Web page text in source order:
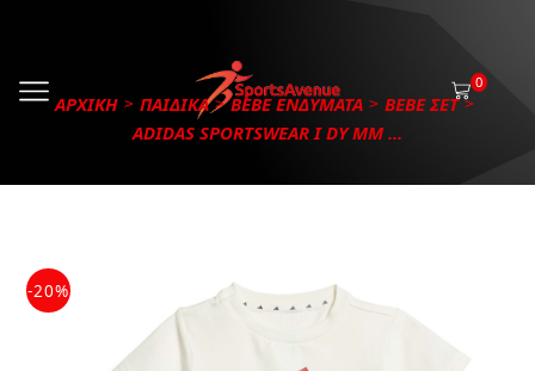
0
ΑΡΧΙΚΗ ΠΑΙΔΙΚΑ BEBE ΕΝΔΥΜΑΤΑ
BEBE ΣΕΤ
ADIDAS SPORTSWEAR I DY MM ...
-20%